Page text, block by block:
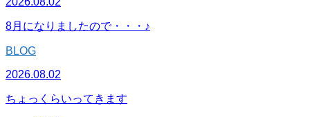
8月になりましたので・・・♪
BLOG
2026.08.02
ちょっくらいってきます